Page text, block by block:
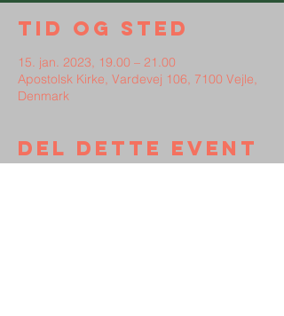
Tid og sted
15. jan. 2023, 19.00 – 21.00
Apostolsk Kirke, Vardevej 106, 7100 Vejle,
Denmark
Del dette event